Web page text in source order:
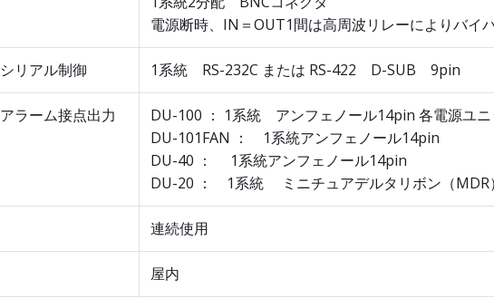
電源断時、IN＝OUT1間は高周波リレーによりバイ
シリアル制御 1系統 RS-232C または RS-422 D-SUB 9pin
アラーム接点出力
DU-100 ： 1系統 アンフェノール14pin 各電源ユ
DU-101FAN ： 1系統アンフェノール14pin
DU-40 ： 1系統アンフェノール14pin
DU-20 ： 1系統 ミニチュアデルタリボン（MDR
連続使用
屋内